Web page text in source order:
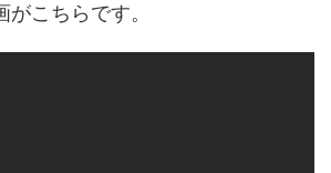
こちらです。